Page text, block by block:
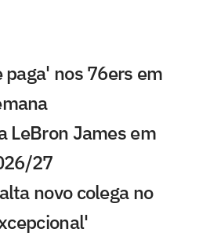
nos 76ers em
LeBron James em
27
novo colega no